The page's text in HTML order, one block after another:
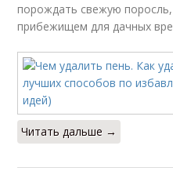
порождать свежую
прибежищем для дачных
Читать дальше →